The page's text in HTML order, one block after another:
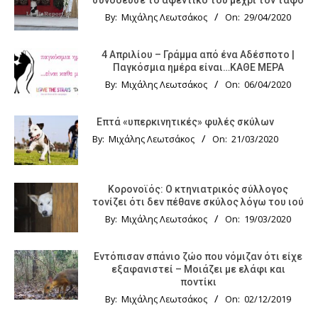
By: Μιχάλης Λεωτσάκος On: 29/04/2020
4 Απριλίου – Γράμμα από ένα Αδέσποτο |
Παγκόσμια ημέρα είναι…ΚΑΘΕ ΜΕΡΑ
By: Μιχάλης Λεωτσάκος On: 06/04/2020
Επτά «υπερκινητικές» φυλές σκύλων
By: Μιχάλης Λεωτσάκος On: 21/03/2020
Κορονοϊός: Ο κτηνιατρικός σύλλογος
τονίζει ότι δεν πέθανε σκύλος λόγω του ιού
By: Μιχάλης Λεωτσάκος On: 19/03/2020
Εντόπισαν σπάνιο ζώο που νόμιζαν ότι είχε
εξαφανιστεί – Μοιάζει με ελάφι και
ποντίκι
By: Μιχάλης Λεωτσάκος On: 02/12/2019